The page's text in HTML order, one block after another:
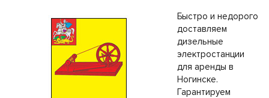
Быстро и недорого
доставляем
дизельные
электростанции
для аренды в
Ногинске.
Гарантируем